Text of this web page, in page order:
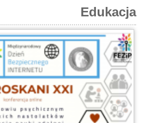
Edukacja